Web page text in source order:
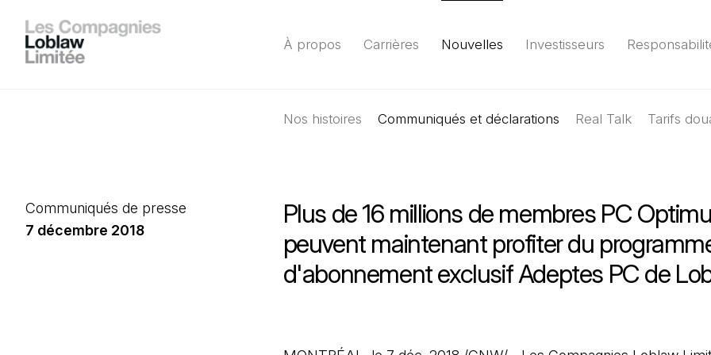
À propos Carrières
(Il
Nouvelles Investisseurs
Environnement Société Gouvernance
Nos histoires Communiqués et déclarations Real Talk Tarifs
Communiqués de presse
7 décembre 2018
Plus de 16 millions de membres PC
peuvent maintenant profiter du
d'abonnement exclusif Adeptes PC de